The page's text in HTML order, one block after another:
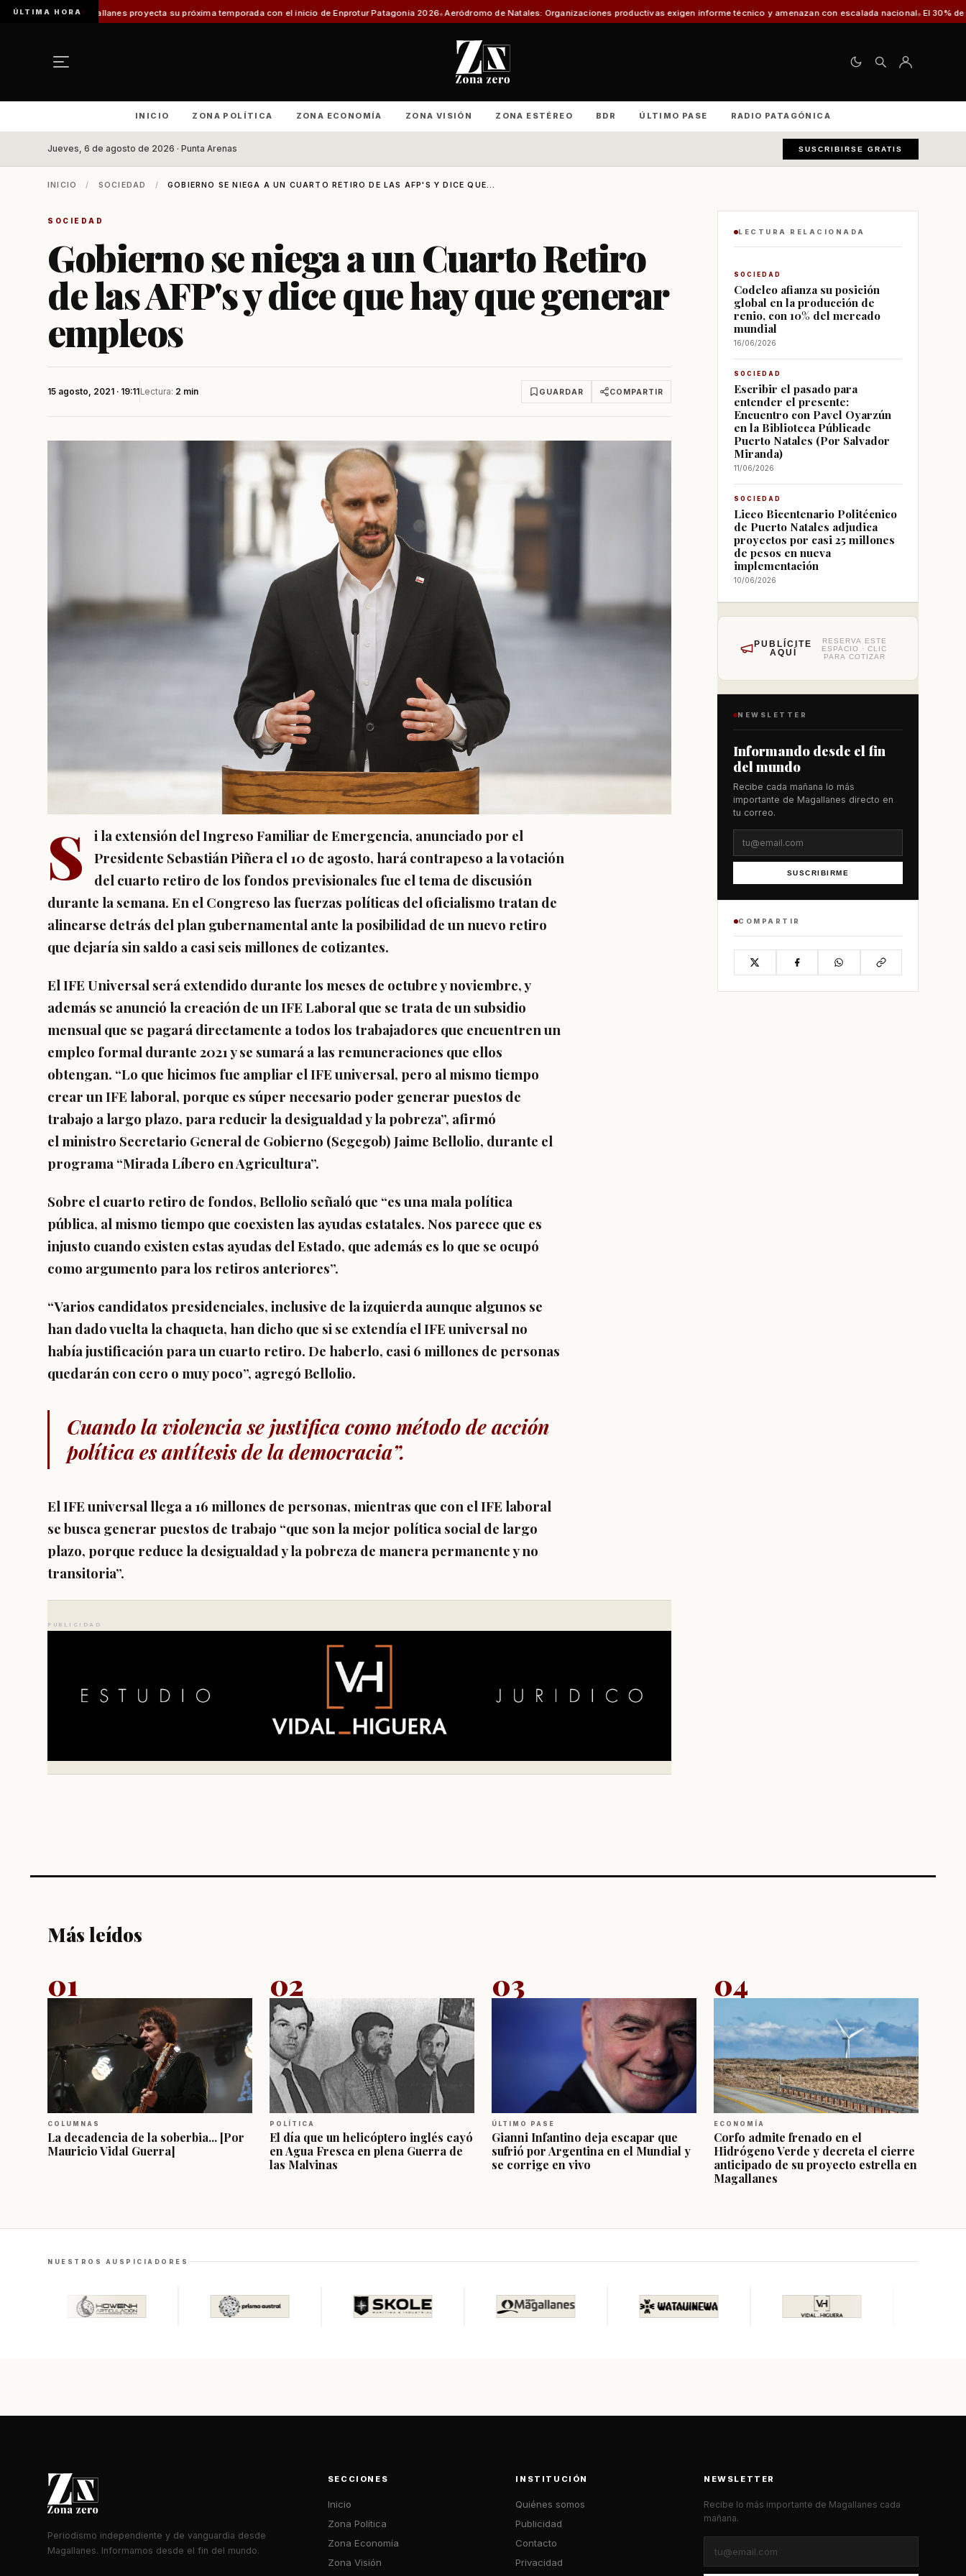
ÚLTIMA HORA
proyecta su próxima temporada con el inicio de Enprotur Patagonia 2026 Aeródromo de Natales: Organizaciones productivas exigen informe técnico y amenazan con escalada nacional El 30% de los vehículos
INICIO ZONA POLÍTICA ZONA ECONOMÍA ZONA VISIÓN ZONA ESTÉREO BDR ÚLTIMO PASE RADIO PATAGÓNICA
Jueves, 6 de agosto de 2026 · Punta Arenas SUSCRIBIRSE GRATIS
INICIO / SOCIEDAD / GOBIERNO SE NIEGA A UN CUARTO RETIRO DE LAS AFP'S Y DICE QUE...
SOCIEDAD
Gobierno se niega a un Cuarto Retiro
de las AFP's y dice que hay que generar
empleos
15 agosto, 2021 · 19:11Lectura: 2 min GUARDAR COMPARTIR
S i la extensión delIngreso Familiar de Emergencia, anunciado por el
Presidente Sebastián Piñera el 10 de agosto, hará contrapeso a la votación
del cuarto retiro de los fondos previsionales fue el tema de discusión
durante la semana. En el Congreso las fuerzas políticas del oficialismo tratan de
alinearse detrás del plan gubernamental ante la posibilidad de un nuevo retiro
que dejaría sin saldo a casi seis millones de cotizantes.
El IFE Universal será extendido durante los meses de octubre y noviembre, y
además se anunció la creación de un IFE Laboral que se trata de un subsidio
mensual que se pagará directamente a todos los trabajadores que encuentren un
empleo formal durante 2021 y se sumará a las remuneraciones que ellos
obtengan. “Lo que hicimos fue ampliar el IFE universal, pero al mismo tiempo
crear un IFE laboral, porque es súper necesario poder generar puestos de
trabajo a largo plazo, para reducir la desigualdad y la pobreza”, afirmó
el ministro Secretario General de Gobierno (Segegob) Jaime Bellolio, durante el
programa “Mirada Líbero en Agricultura”.
Sobre el cuarto retiro de fondos, Bellolio señaló que “es una mala política
pública, al mismo tiempo que coexisten las ayudas estatales. Nos parece que es
injusto cuando existen estas ayudas del Estado, que además es lo que se ocupó
como argumento para los retiros anteriores”.
“Varios candidatos presidenciales, inclusive de la izquierda aunque algunos se
han dado vuelta la chaqueta, han dicho que si se extendía el IFE universal no
había justificación para un cuarto retiro. De haberlo, casi 6 millones de personas
quedarán con cero o muy poco”, agregó Bellolio.
Cuando la violencia se justifica como método de acción
política es antítesis de la democracia”.
El IFE universal llega a 16 millones de personas, mientras que con el IFE laboral
se busca generar puestos de trabajo “que son la mejor política social de largo
plazo, porque reduce la desigualdad y la pobreza de manera permanente y no
transitoria”.
PUBLICIDAD
LECTURA RELACIONADA
SOCIEDAD
Codelco afianza su posición
global en la producción de
renio, con 10% del mercado
mundial
16/06/2026
SOCIEDAD
Escribir el pasado para
entender el presente:
Encuentro con Pavel Oyarzún
en la Biblioteca Públicade
Puerto Natales (Por Salvador
Miranda)
11/06/2026
SOCIEDAD
Liceo Bicentenario Politécnico
de Puerto Natales adjudica
proyectos por casi 25 millones
de pesos en nueva
implementación
10/06/2026
PUBLÍCITE
AQUÍ
RESERVA ESTE
ESPACIO · CLIC
PARA COTIZAR
NEWSLETTER
Informando desde el fin
del mundo
Recibe cada mañana lo más
importante de Magallanes directo en
tu correo.
SUSCRIBIRME
COMPARTIR
Más leídos
01
COLUMNAS
La decadencia de la soberbia... [Por
Mauricio Vidal Guerra]
02
POLÍTICA
El día que un helicóptero inglés cayó
en Agua Fresca en plena Guerra de
las Malvinas
03
ÚLTIMO PASE
Gianni Infantino deja escapar que
sufrió por Argentina en el Mundial y
se corrige en vivo
04
ECONOMÍA
Corfo admite frenado en el
Hidrógeno Verde y decreta el cierre
anticipado de su proyecto estrella en
Magallanes
NUESTROS AUSPICIADORES
Periodismo independiente y de vanguardia desde
Magallanes. Informamos desde el fin del mundo.
SECCIONES
Inicio
Zona Política
Zona Economía
Zona Visión
INSTITUCIÓN
Quiénes somos
Publicidad
Contacto
Privacidad
NEWSLETTER
Recibe lo más importante de Magallanes cada
mañana.